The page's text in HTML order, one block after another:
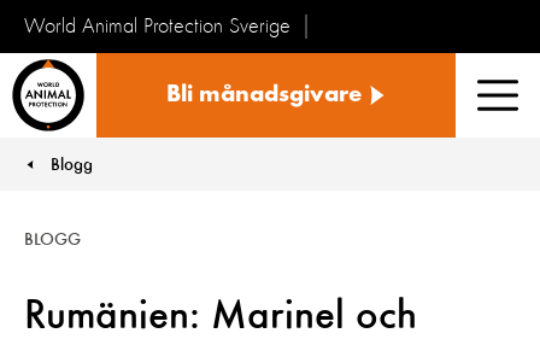
World Animal Protection Sverige
Bli månadsgivare
You are here:
Blogg
Rumänien: Marinel och
BLOGG